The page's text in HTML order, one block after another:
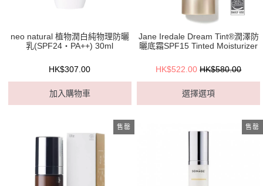
neo natural 植物潤白純物理防曬
乳(SPF24・PA++) 30ml
HK$307.00
加入購物車
Jane Iredale Dream Tint®潤澤防
曬底霜SPF15 Tinted Moisturizer
HK$522.00 HK$580.00
選擇選項
售罄 售罄